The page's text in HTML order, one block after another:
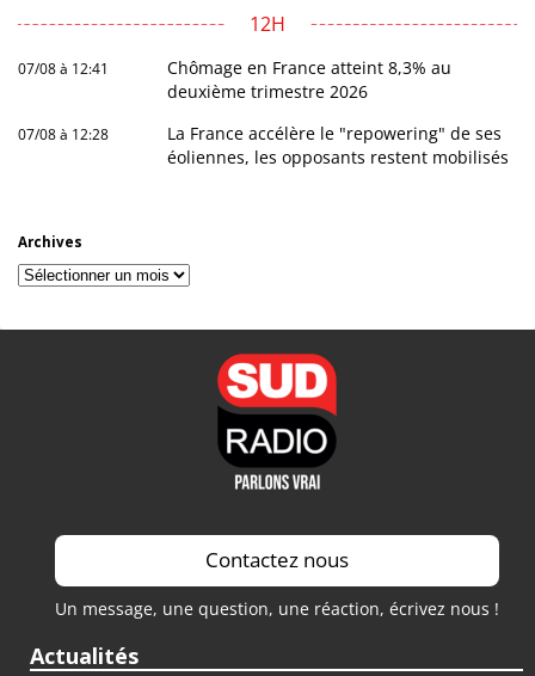
12H
07/08 à 12:41
Chômage en France atteint 8,3% au
deuxième trimestre 2026
07/08 à 12:28
La France accélère le "repowering" de ses
éoliennes, les opposants restent mobilisés
Archives
Archives
Contactez nous
Un message, une question, une réaction, écrivez nous !
Actualités